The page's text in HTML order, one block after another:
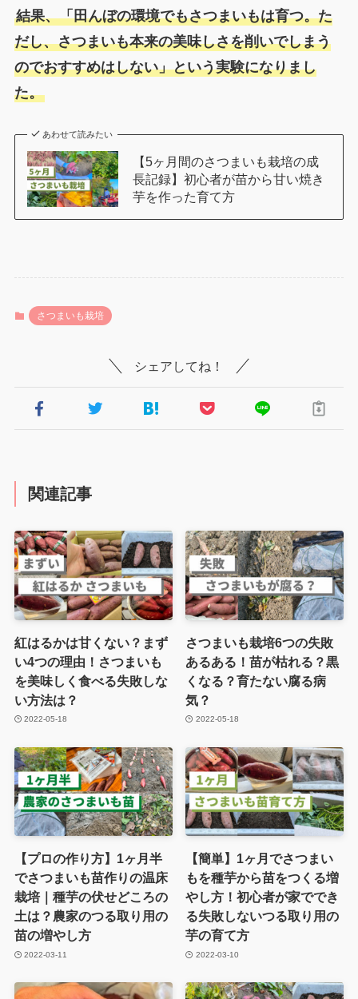
結果、「田んぼの環境でもさつまいもは育つ。た
だし、さつまいも本来の美味しさを削いでしまう
のでおすすめはしない」という実験になりまし
た。
あわせて読みたい
【5ヶ月間のさつまいも栽培の成
長記録】初心者が苗から甘い焼き
芋を作った育て方
さつまいも栽培
シェアしてね！
関連記事
紅はるかは甘くない？まず
い4つの理由！さつまいも
を美味しく食べる失敗しな
い方法は？
2022-05-18
さつまいも栽培6つの失敗
あるある！苗が枯れる？黒
くなる？育たない腐る病
気？
2022-05-18
【プロの作り方】1ヶ月半
でさつまいも苗作りの温床
栽培｜種芋の伏せどころの
土は？農家のつる取り用の
苗の増やし方
2022-03-11
【簡単】1ヶ月でさつまい
もを種芋から苗をつくる増
やし方！初心者が家ででき
る失敗しないつる取り用の
芋の育て方
2022-03-10